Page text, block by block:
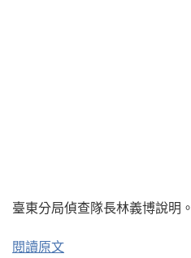
臺東分局偵查隊長林義博說明。
閱讀原文